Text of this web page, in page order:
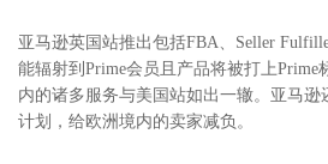
亚马逊英国站推出包括FBA、Seller
能辐射到Prime会员且产品将被打上
内的诸多服务与美国站如出一辙。亚马逊
计划，给欧洲境内的卖家减负。